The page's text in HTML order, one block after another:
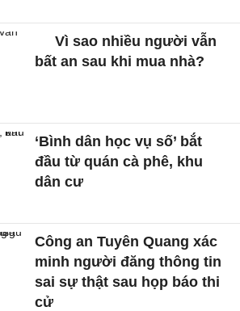
Vì sao nhiều người vẫn
bất an sau khi mua nhà?
‘Bình dân học vụ số’ bắt
đầu từ quán cà phê, khu
dân cư
Công an Tuyên Quang xác
minh người đăng thông tin
sai sự thật sau họp báo thi
cử